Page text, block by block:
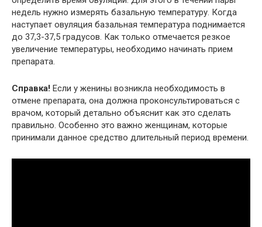
недель нужно измерять базальную температуру. Когда
наступает овуляция базальная температура поднимается
до 37,3-37,5 градусов. Как только отмечается резкое
увеличение температуры, необходимо начинать прием
препарата.
Справка! Если у женины возникла необходимость в
отмене препарата, она должна проконсультироваться с
врачом, который детально объяснит как это сделать
правильно. Особенно это важно женщинам, которые
принимали данное средство длительный период времени.